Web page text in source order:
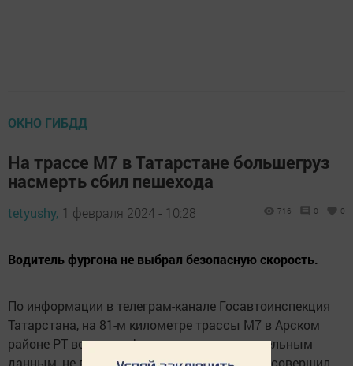
ОКНО ГИБДД
На трассе М7 в Татарстане большегруз
насмерть сбил пешехода
tetyushy, 1 февраля 2024 - 10:28 716 0 0
Водитель фургона не выбрал безопасную скорость.
По информации в телеграм-канале Госавтоинспекция
Татарстана, на 81-м километре трассы М7 в Арском
районе РТ водитель фургона, по предварительным
данным, не выбрал безопасную скорость и совершил